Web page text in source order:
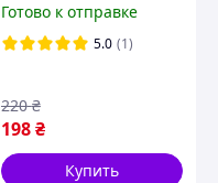
Готово к отправке
5.0 (1)
198₴
220 ₴
Купить